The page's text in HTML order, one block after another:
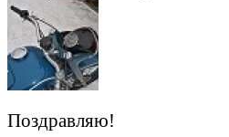
Поздравляю!